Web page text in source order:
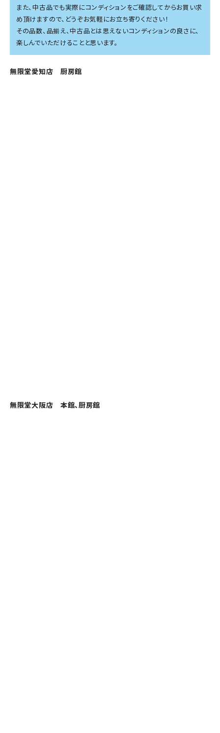
また、中古品でも実際にコンディションをご確認してからお買い求
め頂けますので、どうぞお気軽にお立ち寄りください！
その品数、品揃え、中古品とは思えないコンディションの良さに、
楽しんでいただけることと思います。
無限堂愛知店 厨房館
無限堂大阪店 本館、厨房館